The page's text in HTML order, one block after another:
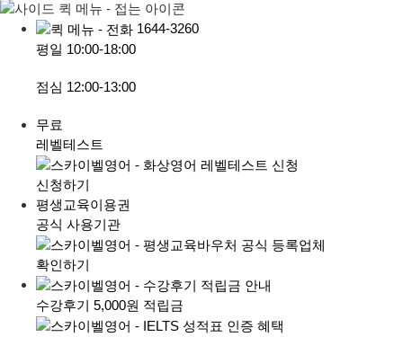
1644-3260
평일 10:00-18:00
점심 12:00-13:00
무료
레벨테스트
신청하기
평생교육이용권
공식 사용기관
확인하기
수강후기 5,000원 적립금